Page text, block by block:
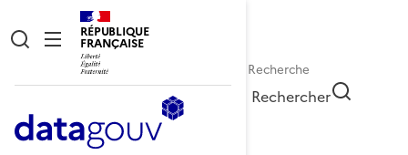
RÉPUBLIQUE
FRANÇAISE
Rechercher